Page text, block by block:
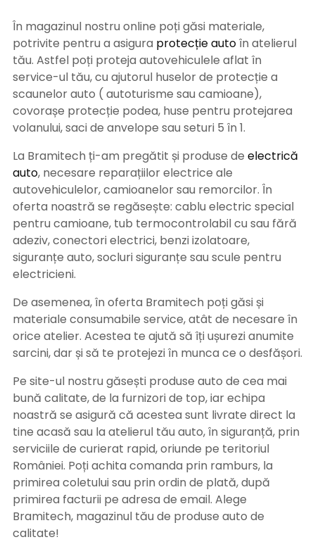
În magazinul nostru online poți găsi materiale,
potrivite pentru a asigura protecție autoîn atelierul
tău. Astfel poți proteja autovehiculele aflat în
service-ul tău, cu ajutorul huselor de protecție a
scaunelor auto ( autoturisme sau camioane),
covorașe protecție podea, huse pentru protejarea
volanului, saci de anvelope sau seturi 5 în 1.
La Bramitech ți-am pregătit și produse de electrică
auto, necesare reparațiilor electrice ale
autovehiculelor, camioanelor sau remorcilor. În
oferta noastră se regăsește: cablu electric special
pentru camioane, tub termocontrolabil cu sau fără
adeziv, conectori electrici, benzi izolatoare,
siguranțe auto, socluri siguranțe sau scule pentru
electricieni.
De asemenea, în oferta Bramitech poți găsi și
materiale consumabile service, atât de necesare în
orice atelier. Acestea te ajută să îți ușurezi anumite
sarcini, dar și să te protejezi în munca ce o desfășori.
Pe site-ul nostru găsești produse auto de cea mai
bună calitate, de la furnizori de top, iar echipa
noastră se asigură că acestea sunt livrate direct la
tine acasă sau la atelierul tău auto, în siguranță, prin
serviciile de curierat rapid, oriunde pe teritoriul
României. Poți achita comanda prin ramburs, la
primirea coletului sau prin ordin de plată, după
primirea facturii pe adresa de email. Alege
Bramitech, magazinul tău de produse auto de
calitate!